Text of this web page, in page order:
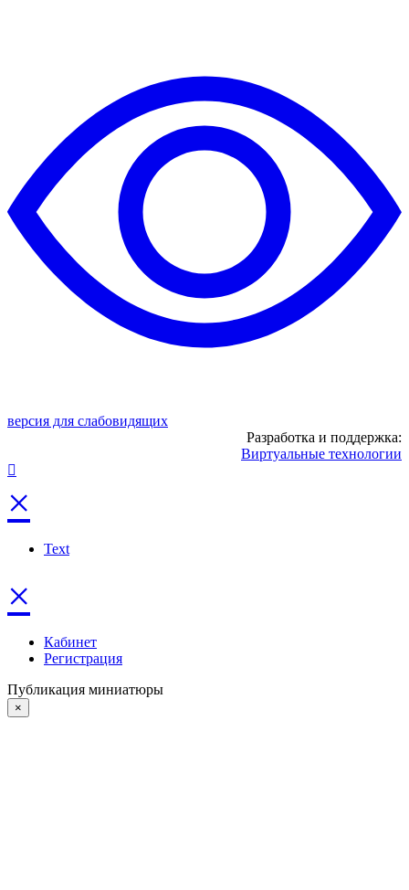
версия для слабовидящих
Разработка и поддержка:
Виртуальные технологии
×
Text
×
Кабинет
Регистрация
Публикация миниатюры
×